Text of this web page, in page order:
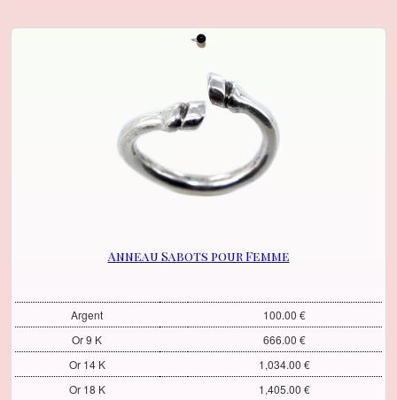
Anneau Sabots pour Femme
Argent
100.00 €
Or 9 K
666.00 €
Or 14 K
1,034.00 €
Or 18 K
1,405.00 €